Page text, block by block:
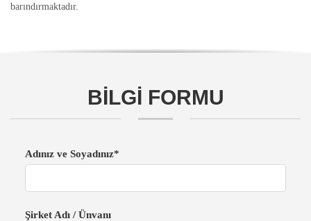
barındırmaktadır.
BİLGİ FORMU
Adınız ve Soyadınız*
Şirket Adı / Ünvanı